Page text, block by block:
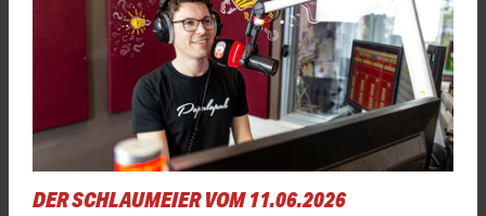
DER SCHLAUMEIER VOM 11.06.2026